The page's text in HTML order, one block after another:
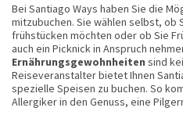
Bei Santiago Ways haben Sie die
mitzubuchen. Sie wählen selbst, ob
frühstücken möchten oder ob Sie
auch ein Picknick in Anspruch
Ernährungsgewohnheiten sind
Reiseveranstalter bietet Ihnen
spezielle Speisen zu buchen. So
Allergiker in den Genuss, eine